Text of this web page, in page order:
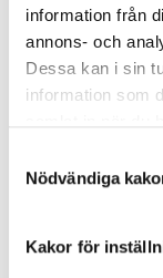
information från
annons- och
Dessa kan i sin
information som
Nödvändiga
Kakor för
Begagnade
Se tjänstebilar ›
Toyota C-HR